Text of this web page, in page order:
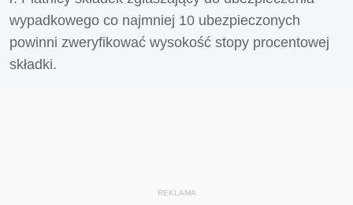
wypadkowego co najmniej 10 ubezpieczonych
powinni zweryfikować wysokość stopy procentowej
składki.
REKLAMA